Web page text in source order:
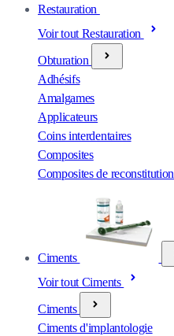
Restauration
Voir tout Restauration
Obturation
Adhésifs
Amalgames
Applicateurs
Coins interdentaires
Composites
Composites de reconstitution
Ciments
Voir tout Ciments
Ciments
Ciments d'implantologie